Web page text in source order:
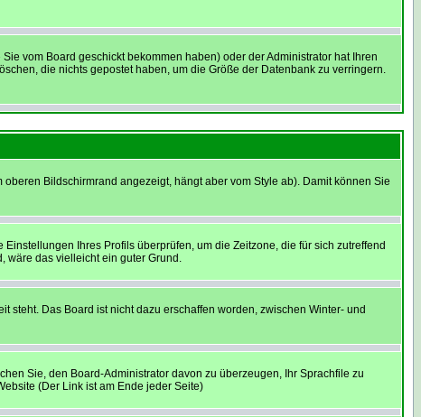
vom Board geschickt bekommen haben) oder der Administrator hat Ihren
die nichts gepostet haben, um die Größe der Datenbank zu verringern.
Bildschirmrand angezeigt, hängt aber vom Style ab). Damit können Sie
Ihres Profils überprüfen, um die Zeitzone, die für sich zutreffend
wäre das vielleicht ein guter Grund.
steht. Das Board ist nicht dazu erschaffen worden, zwischen Winter- und
Sie, den Board-Administrator davon zu überzeugen, Ihr Sprachfile zu
(Der Link ist am Ende jeder Seite)